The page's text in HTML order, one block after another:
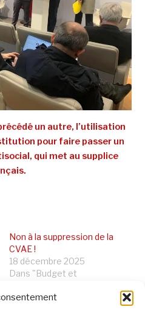
un autre, l’utilisation
pour faire passer un
qui met au supplice
Non à la suppression de la
CVAE !
18 décembre 2025
Dans "Budget et